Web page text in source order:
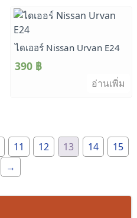
ไดเออร์ Nissan Urvan E24
390 ฿
อ่านเพิ่ม
11 12 13 14
15
→